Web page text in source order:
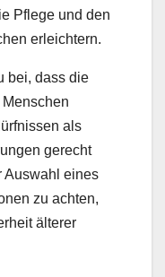
Pflege und den
erleichtern.
bei, dass die
als
gerecht
Auswahl eines
zu achten,
älterer